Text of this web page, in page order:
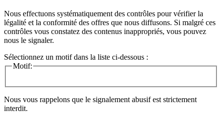
Nous effectuons systématiquement des contrôles pour vérifier la
légalité et la conformité des offres que nous diffusons. Si malgré ces
contrôles vous constatez des contenus inappropriés, vous pouvez
nous le signaler.
Sélectionnez un motif dans la liste ci-dessous :
Motif:
Nous vous rappelons que le signalement abusif est strictement
interdit.